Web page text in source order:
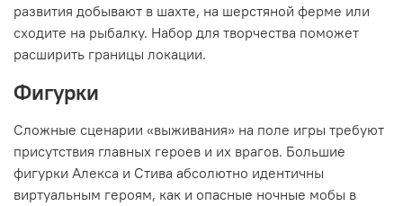
развития добывают в шахте, на шерстяной ферме или
сходите на рыбалку. Набор для творчества поможет
расширить границы локации.
Фигурки
Сложные сценарии «выживания» на поле игры требуют
присутствия главных героев и их врагов. Большие
фигурки Алекса и Стива абсолютно идентичны
виртуальным героям, как и опасные ночные мобы в